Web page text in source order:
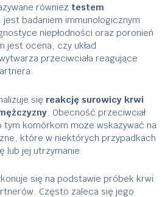
również testem
, jest badaniem immunologicznym
niepłodności oraz poronień
jest ocena, czy układ
przeciwciała reagujące
się reakcję surowicy krwi
. Obecność przeciwciał
komórkom może wskazywać na
które w niektórych przypadkach
lub jej utrzymanie.
się na podstawie próbek krwi
Często zaleca się jego